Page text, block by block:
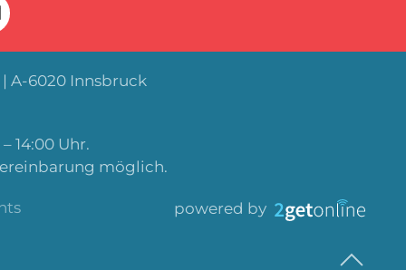
A-6020 Innsbruck
14:00 Uhr.
möglich.
powered by